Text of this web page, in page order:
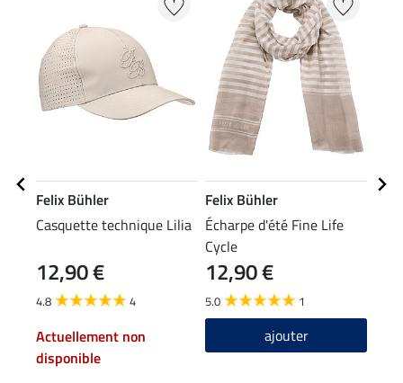
Felix Bühler
Casquette technique Lilia
12,90 €
4.8 4
Actuellement non
disponible
Felix Bühler
Écharpe d'été Fine Life
Cycle
12,90 €
5.0 1
ajouter